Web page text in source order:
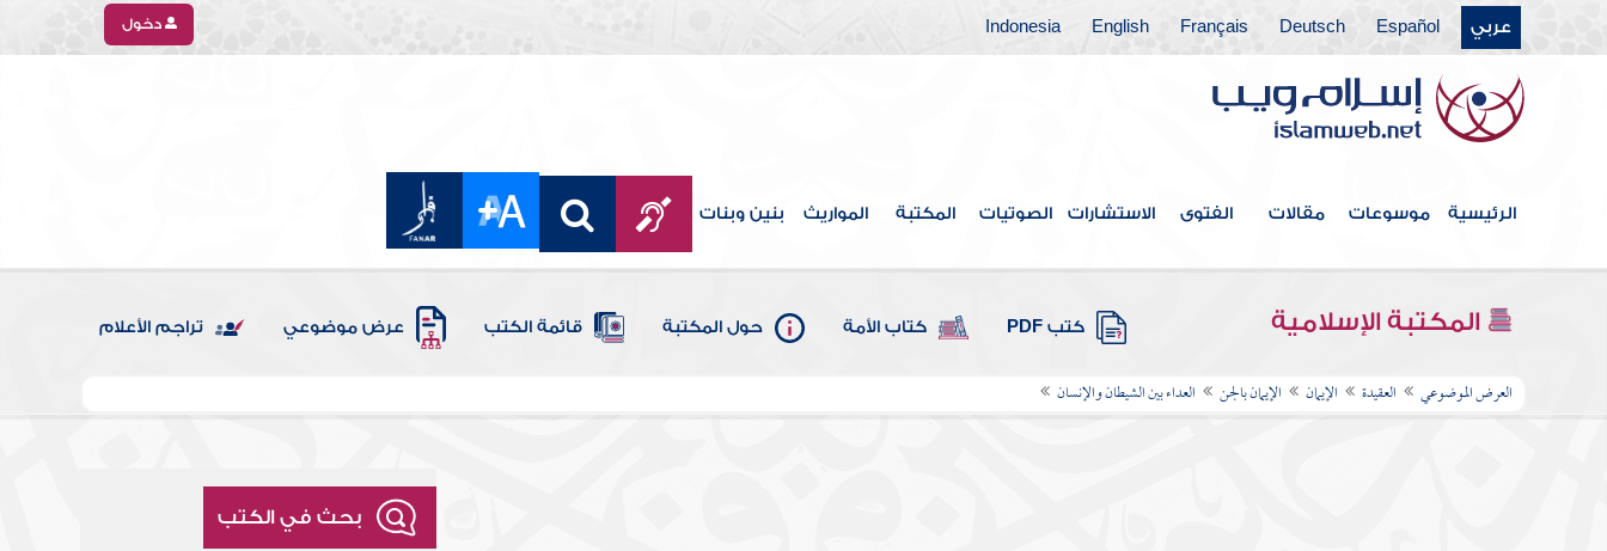
عربي Español
Deutsch
Français
English
Indonesia دخول
الرئيسية موسوعات مقالات الفتوى الاستشارات الصوتيات المكتبة المواريث بنين وبنات
المكتبة الإسلامية كتب PDF كتاب الأمة حول المكتبة قائمة الكتب عرض موضوعي تراجم الأعلام
العرض الموضوعي العقيدة الإيمان الإيمان بالجن العداء بين الشيطان والإنسان
بحث في الكتب